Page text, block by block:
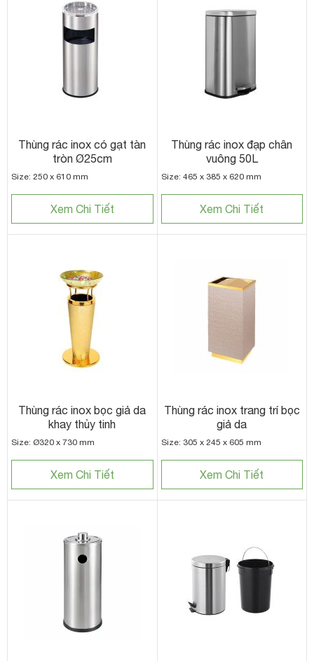
Thùng rác inox có gạt tàn
tròn Ø25cm
Size: 250 x 610 mm
Xem Chi Tiết
Thùng rác inox đạp chân
vuông 50L
Size: 465 x 385 x 620 mm
Xem Chi Tiết
Thùng rác inox bọc giả da
khay thủy tinh
Size: Ø320 x 730 mm
Xem Chi Tiết
Thùng rác inox trang trí bọc
giả da
Size: 305 x 245 x 605 mm
Xem Chi Tiết